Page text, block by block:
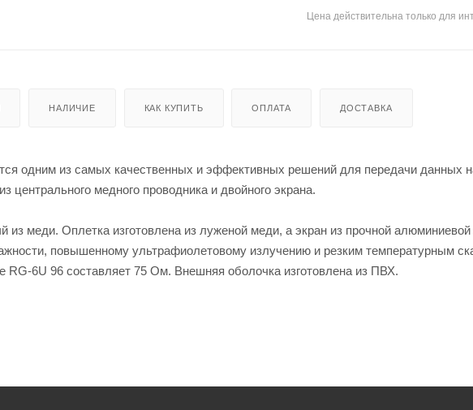
Цена действительна только для
НАЛИЧИЕ КАК КУПИТЬ ОПЛАТА ДОСТАВКА
одним из самых качественных и эффективных решений для передачи данных
центрального медного проводника и двойного экрана.
меди. Оплетка изготовлена из луженой меди, а экран из прочной
повышенному ультрафиолетовому излучению и резким температурным
RG-6U 96 составляет 75 Ом. Внешняя оболочка изготовлена из ПВХ.